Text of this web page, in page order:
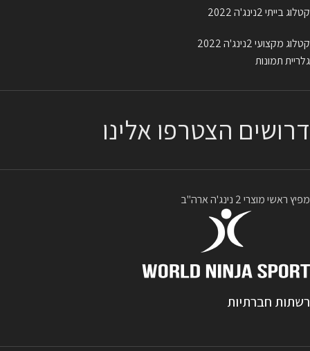
קטלוג בייתי 2נינג'ה 2022
קטלוג מקצועי 2נינג'ה 2022
גלריית תמונות
דרושים הצטרפו אלינו
מפיץ ראשי מוצרי 2 נינג'ה ארה"ב
רשתות חברתיות